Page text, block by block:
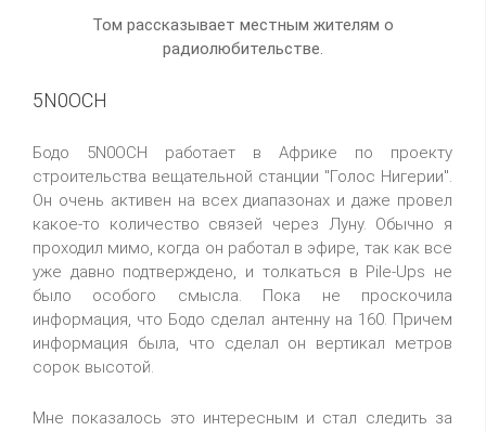
Том рассказывает местным жителям о
радиолюбительстве.
5N0OCH
Бодо 5N0OCH работает в Африке по проекту
строительства вещательной станции "Голос Нигерии".
Он очень активен на всех диапазонах и даже провел
какое-то количество связей через Луну. Обычно я
проходил мимо, когда он работал в эфире, так как все
уже давно подтверждено, и толкаться в Pile-Ups не
было особого смысла. Пока не проскочила
информация, что Бодо сделал антенну на 160. Причем
информация была, что сделал он вертикал метров
сорок высотой.
Мне показалось это интересным и стал следить за